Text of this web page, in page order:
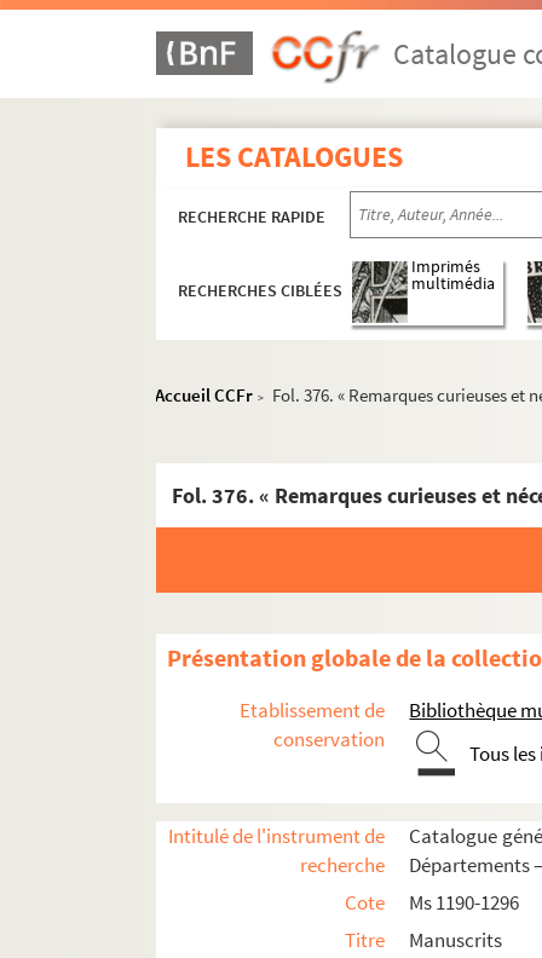
Catalogue
LES CATALOGUES
RECHERCHE RAPIDE
RECHERCHES CIBLÉES
Imprimés
multimédia
Accueil CCFr > Fol. 376. « Remarques curieuses
Présentation globale de la
Etablissement de
conservation
Bibliothèque
Tous
Intitulé de l'instrument de
recherche
Catalogue
Départements
Cote
Ms 1190-1296
Titre
Manuscrits
Ms 1190. « Recherches curieuses tiréez des
Ms 1191. Anoblissements en Franche-Comté
Ms 1192. « Abrégé alphabétique du Nobiliaire
Ms 1193. « Nobiliaire de Franche-Comté :
Ms 1194. « Nomenclature des nobles de
Ms 1195. « Nobiliaire du comté de
Ms 1196. Répertoire pour un Armorial de
Ms 1197. Généalogie de la maison de Poitiers,
Ms 1198. Histoire généalogique des seigneurs
Ms 1199. « Inventaire raisonné des chartes,
Ms 1203. « Second registre du Parlement
Ms 1204. Recueils Boisot. « Cartulaire. Tome
Ms 1207. Recueil Boisot. « Papiers
Ms 1209. Recueils Boisot. Pièces diverses « A-
Ms 1210. Recueil Boisot. Pièces diverses « C.
Ms 1212. Recueils Boisot. Pièces diverses, «
Ms 1213. Recueils Boisot. Pièces diverses, «
Ms 1214. Recueils Boisot. Pièces diverses,
Ms 1215. Recueils Boisot. Notes